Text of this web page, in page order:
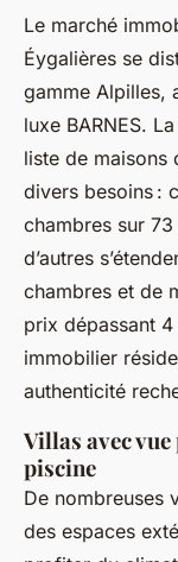
Le marché
Éygalières se
gamme Alpilles,
luxe BARNES.
liste de maisons
divers besoins :
chambres sur
d’autres
chambres et de
prix dépassant 4
immobilier
authenticité
Villas avec
piscine
De nombreuses
des espaces